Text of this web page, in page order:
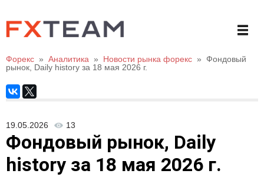
Форекс » Аналитика » Новости рынка форекс » Фондовый
рынок, Daily history за 18 мая 2026 г.
19.05.2026 13
Фондовый рынок, Daily
history за 18 мая 2026 г.